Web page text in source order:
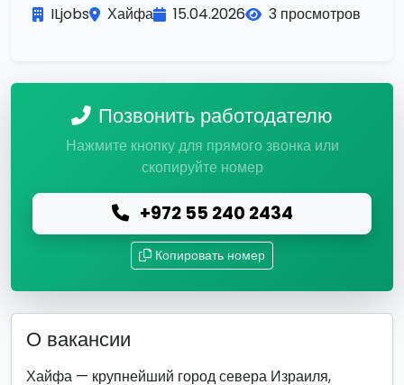
ILjobs Хайфа 15.04.2026 3 просмотров
Позвонить работодателю
Нажмите кнопку для прямого звонка или
скопируйте номер
+972 55 240 2434
Копировать номер
О вакансии
Хайфа — крупнейший город севера Израиля,